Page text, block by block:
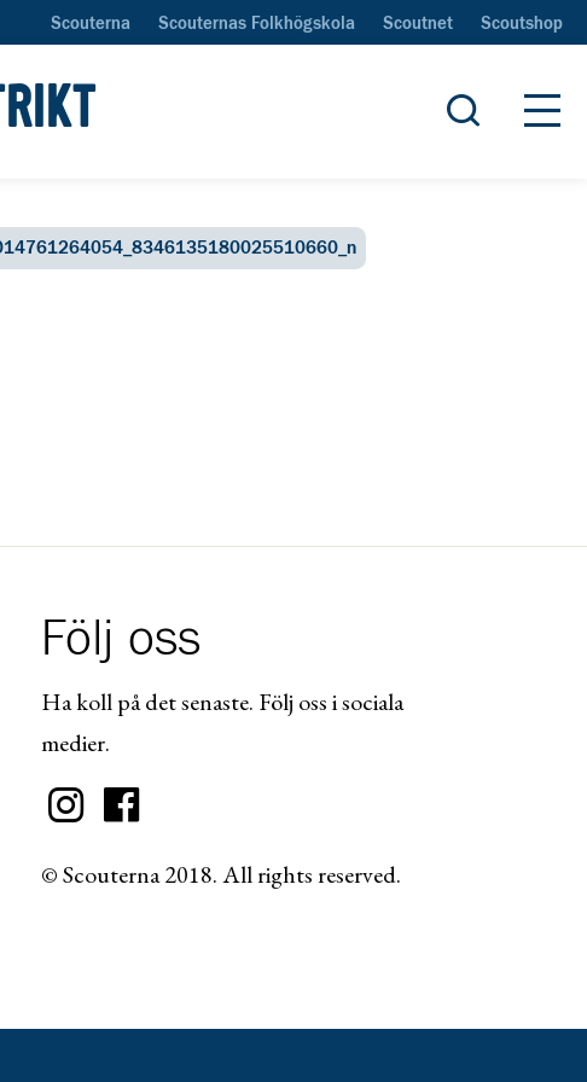
Scouterna Scouternas Folkhögskola Scoutnet Scoutshop
Öppna
Följ oss
Ha koll på det senaste. Följ oss i sociala
medier.
© Scouterna 2018. All rights reserved.